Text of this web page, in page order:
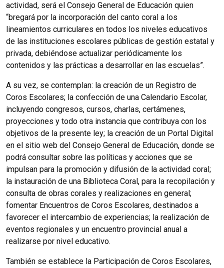
actividad, será el Consejo General de Educación quien
“bregará por la incorporación del canto coral a los
lineamientos curriculares en todos los niveles educativos
de las instituciones escolares públicas de gestión estatal y
privada, debiéndose actualizar periódicamente los
contenidos y las prácticas a desarrollar en las escuelas”.
A su vez, se contemplan: la creación de un Registro de
Coros Escolares; la confección de una Calendario Escolar,
incluyendo congresos, cursos, charlas, certámenes,
proyecciones y todo otra instancia que contribuya con los
objetivos de la presente ley; la creación de un Portal Digital
en el sitio web del Consejo General de Educación, donde se
podrá consultar sobre las políticas y acciones que se
impulsan para la promoción y difusión de la actividad coral;
la instauración de una Biblioteca Coral, para la recopilación y
consulta de obras corales y realizaciones en general;
fomentar Encuentros de Coros Escolares, destinados a
favorecer el intercambio de experiencias; la realización de
eventos regionales y un encuentro provincial anual a
realizarse por nivel educativo.
También se establece la Participación de Coros Escolares,